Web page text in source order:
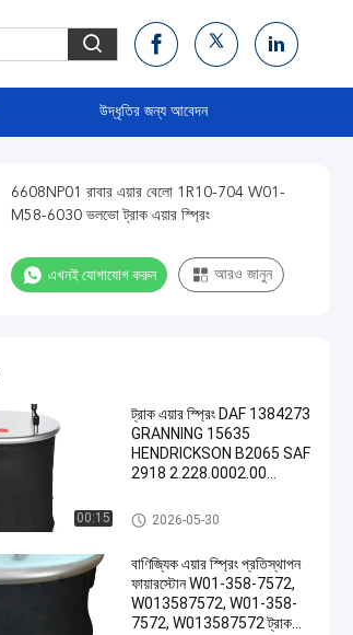
উদ্ধৃতির জন্য আবেদন
6608NP01 রাবার এয়ার বেলো 1R10-704 W01-
M58-6030 ভলভো ট্রাক এয়ার স্প্রিং
এখনই যোগাযোগ করুন আরও জানুন
00:15
ট্রাক এয়ার স্প্রিং DAF 1384273
GRANNING 15635
HENDRICKSON B2065 SAF
2918 2.228.0002.00
ফায়ারস্টোন W01-M58-6345
W01-M58-8775 গুডইয়ার
1K6345 দ্বারা প্রতিস্থাপিত
ট্রাক এয়ার স্প্রিং
2026-05-30
বাণিজ্যিক এয়ার স্প্রিং প্রতিস্থাপন
ফায়ারস্টোন W01-358-7572,
W013587572, W01-358-
7572, W013587572 ট্রাক